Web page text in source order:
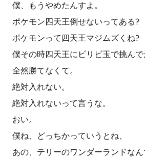
僕、もうやめたんすよ。
ポケモン四天王倒せないってある?
ポケモンって四天王マジムズくね?
僕その時四天王にビリビ玉で挑んで
全然勝てなくて。
絶対入れない。
絶対入れないって言うな。
おい。
僕ね、どっちかっていうとね、
あの、テリーのワンダーランドなん